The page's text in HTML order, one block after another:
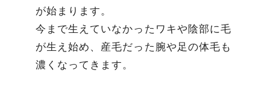
が始まります。
今まで生えていなかったワキや陰部に毛
が生え始め、産毛だった腕や足の体毛も
濃くなってきます。